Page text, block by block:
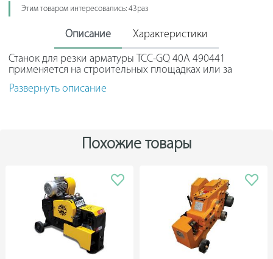
Этим товаром интересовались: 43раз
Описание Характеристики
Станок для резки арматуры ТСС-GQ 40A 490441
применяется на строительных площадках или за
железобетонных заводах для быстрого разделения на
части толстых прутков арматуры. Мощные ножи и
К заметным преимуществам можно отнести прочный
корпус, который выдерживает значительное давление
траснпортировочных петель упрощает перемещение
Развернуть описание
Похожие товары